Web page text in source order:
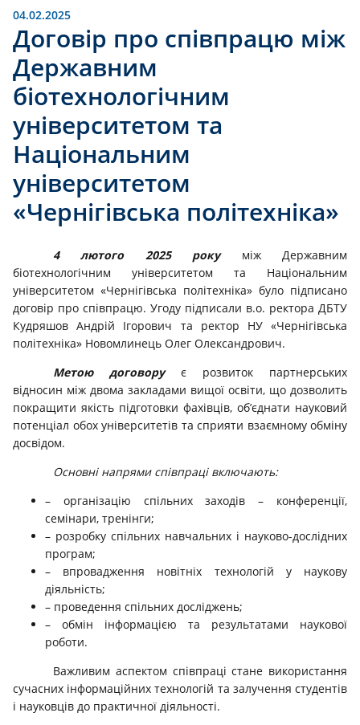
04.02.2025
Договір про співпрацю між
Державним
біотехнологічним
університетом та
Національним
університетом
«Чернігівська політехніка»
4 лютого 2025 рокуміж Державним
біотехнологічним університетом та Національним
університетом «Чернігівська політехніка» було підписано
договір про співпрацю. Угоду підписали в.о. ректора ДБТУ
Кудряшов Андрій Ігорович та ректор НУ «Чернігівська
політехніка» Новомлинець Олег Олександрович.
Метою договорує розвиток партнерських
відносин між двома закладами вищої освіти, що дозволить
покращити якість підготовки фахівців, об’єднати науковий
потенціал обох університетів та сприяти взаємному обміну
досвідом.
Основні напрями співпраці включають:
– організацію спільних заходів – конференції,
семінари, тренінги;
– розробку спільних навчальних і науково-дослідних
програм;
– впровадження новітніх технологій у наукову
діяльність;
– проведення спільних досліджень;
– обмін інформацією та результатами наукової
роботи.
Важливим аспектом співпраці стане використання
сучасних інформаційних технологій та залучення студентів
і науковців до практичної діяльності.